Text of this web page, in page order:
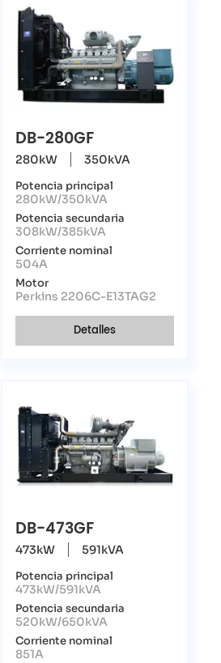
DB-280GF
280kW 350kVA
Potencia principal
280kW/350kVA
Potencia secundaria
308kW/385kVA
Corriente nominal
504A
Motor
Perkins 2206C-E13TAG2
Detalles
DB-473GF
473kW 591kVA
Potencia principal
473kW/591kVA
Potencia secundaria
520kW/650kVA
Corriente nominal
851A